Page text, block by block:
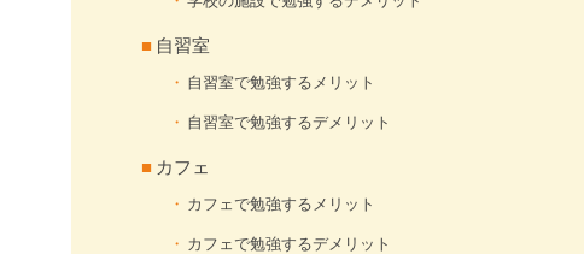
自習室
自習室で勉強するメリット
自習室で勉強するデメリット
カフェ
カフェで勉強するメリット
カフェで勉強するデメリット